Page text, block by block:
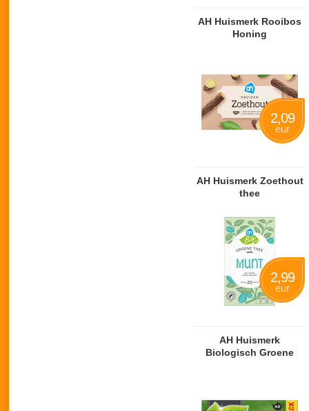
AH Huismerk Rooibos
Honing
2,09
eur
AH Huismerk Zoethout
thee
2,99
eur
AH Huismerk
Biologisch Groene